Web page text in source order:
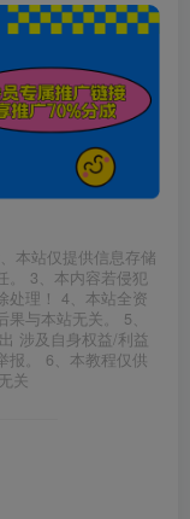
本站仅提供信息存储
。 3、本内容若侵犯
处理！ 4、本站全资
与本站无关。 5、
涉及自身权益/利益
报。 6、本教程仅供
关